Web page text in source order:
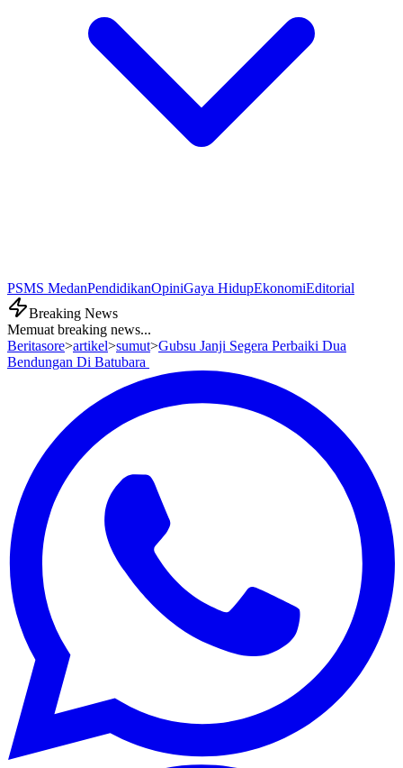
PSMS MedanPendidikanOpiniGaya HidupEkonomiEditorial
Breaking News
Memuat breaking news...
Beritasore>artikel>sumut>Gubsu Janji Segera Perbaiki Dua
Bendungan Di Batubara